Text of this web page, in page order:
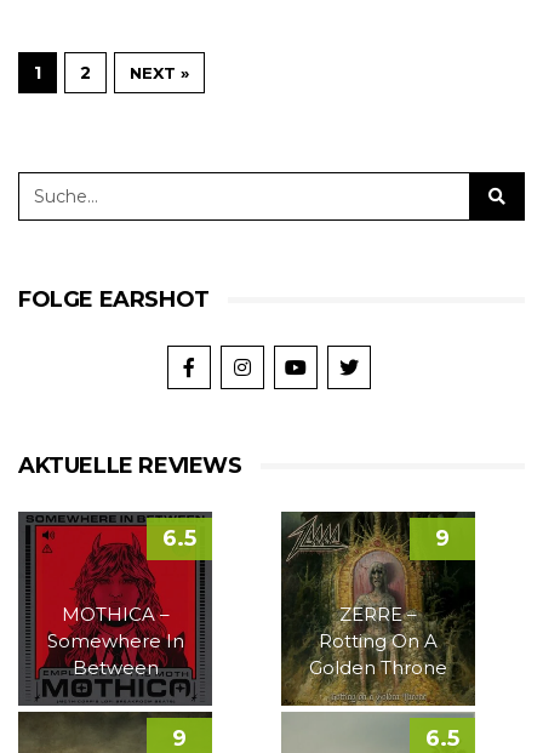
1 2 NEXT »
FOLGE EARSHOT
AKTUELLE REVIEWS
MOTHICA –
Somewhere In
Between
6.5
ZERRE –
Rotting On A
Golden Throne
9
9 6.5